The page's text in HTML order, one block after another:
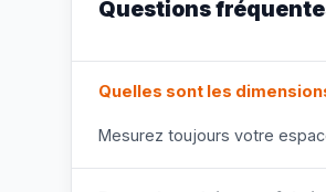
Questions
Quelles sont les
Mesurez toujours votre